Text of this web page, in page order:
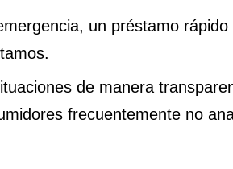
un préstamo rápido
de manera
frecuentemente no